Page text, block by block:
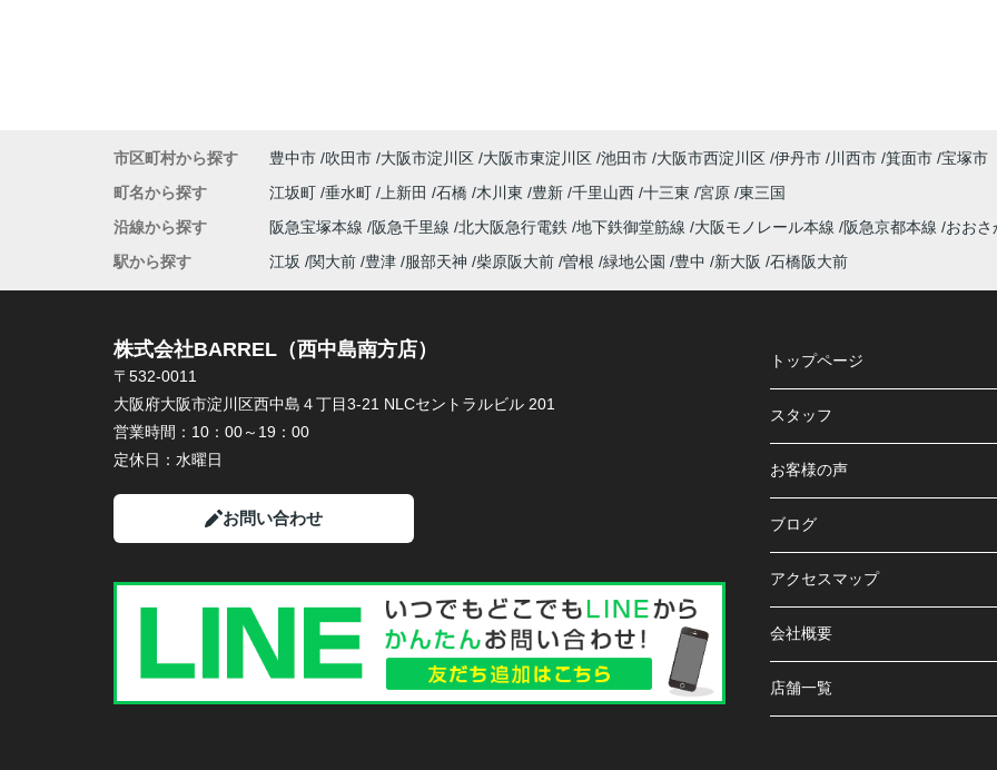
市区町村から探す 豊中市 吹田市 大阪市淀川区 大阪市東淀川区 池田市 大阪市西淀川区 伊丹市 川西市 箕面市 宝塚市
町名から探す
江坂町 垂水町 上新田 石橋 木川東 豊新 千里山西 十三東 宮原 東三国
沿線から探す
阪急宝塚本線 阪急千里線 北大阪急行電鉄 地下鉄御堂筋線 大阪モノレール本線 阪急京都本線
おお
駅から探す
江坂 関大前 豊津 服部天神 柴原阪大前 曽根 緑地公園 豊中 新大阪 石橋阪大前
株式会社BARREL（西中島南方店）
〒532-0011
大阪府大阪市淀川区西中島４丁目3-21 NLCセントラルビル 201
営業時間： 10：00～19：00
定休日： 水曜日
お問い合わせ
トップページ
スタッフ
お客様の声
ブログ
アクセスマップ
会社概要
店舗一覧